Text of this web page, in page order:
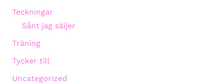
Teckningar
Sånt jag säljer
Träning
Tycker till
Uncategorized